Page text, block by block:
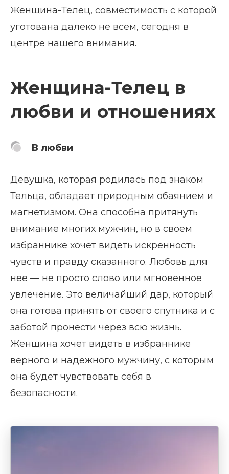
Женщина-Телец, совместимость с которой
уготована далеко не всем, сегодня в
центре нашего внимания.
Женщина-Телец в
любви и отношениях
В любви
Девушка, которая родилась под знаком
Тельца, обладает природным обаянием и
магнетизмом. Она способна притянуть
внимание многих мужчин, но в своем
избраннике хочет видеть искренность
чувств и правду сказанного. Любовь для
нее — не просто слово или мгновенное
увлечение. Это величайший дар, который
она готова принять от своего спутника и с
заботой пронести через всю жизнь.
Женщина хочет видеть в избраннике
верного и надежного мужчину, с которым
она будет чувствовать себя в
безопасности.